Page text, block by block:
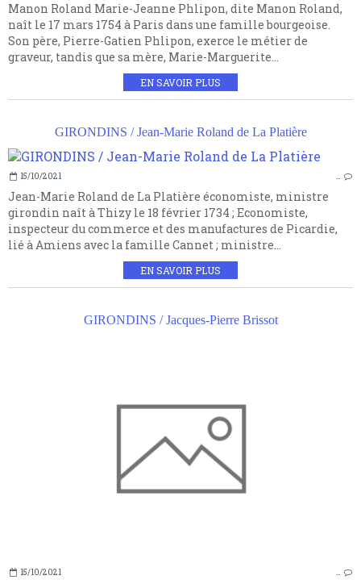
Manon Roland Marie-Jeanne Phlipon, dite Manon Roland,
naît le 17 mars 1754 à Paris dans une famille bourgeoise.
Son père, Pierre-Gatien Phlipon, exerce le métier de
graveur, tandis que sa mère, Marie-Marguerite...
EN SAVOIR PLUS
GIRONDINS / Jean-Marie Roland de La Platière
15/10/2021 …
Jean-Marie Roland de La Platière économiste, ministre
girondin naît à Thizy le 18 février 1734 ; Economiste,
inspecteur du commerce et des manufactures de Picardie,
lié à Amiens avec la famille Cannet ; ministre...
EN SAVOIR PLUS
GIRONDINS / Jacques-Pierre Brissot
15/10/2021 …